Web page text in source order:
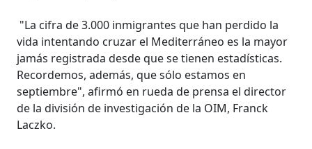
"La cifra de 3.000 inmigrantes que han perdido la
vida intentando cruzar el Mediterráneo es la mayor
jamás registrada desde que se tienen estadísticas.
Recordemos, además, que sólo estamos en
septiembre", afirmó en rueda de prensa el director
de la división de investigación de la OIM, Franck
Laczko.